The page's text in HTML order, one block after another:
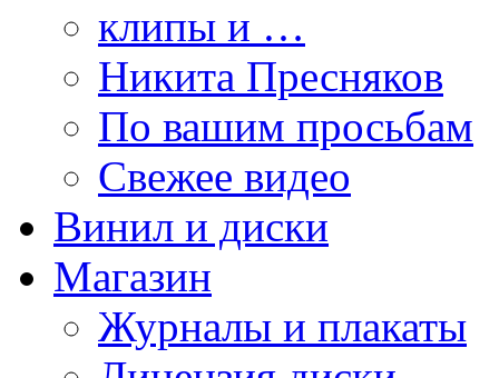
клипы и …
Никита Пресняков
По вашим просьбам
Свежее видео
Винил и диски
Магазин
Журналы и плакаты